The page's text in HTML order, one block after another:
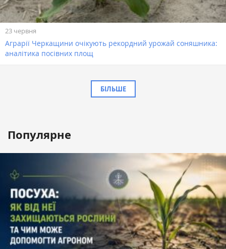
23 червня
Аграрії Черкащини очікують рекордний урожай соняшника:
аналітика посівних площ
БІЛЬШЕ
Популярне